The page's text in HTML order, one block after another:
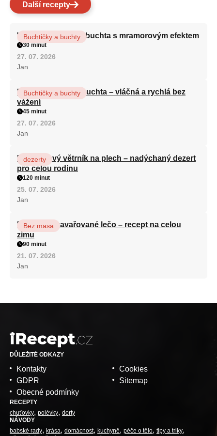
Další recepty
Vláčná olejová litá buchta s mramorovým efektem
Buchtičky a buchty
30 minut
27. 07. 2026
Jan
Hrnková maková buchta – vláčná a rychlá bez
vážení
Buchtičky a buchty
45 minut
27. 07. 2026
Jan
Karamelový větrník na plech – nadýchaný dezert
pro celou rodinu
dezerty
120 minut
25. 07. 2026
Jan
Babiččino zavařované lečo – recept na celou
zimu
Bez masa
90 minut
21. 07. 2026
Jan
DŮLEŽITÉ ODKAZY
Kontakty
GDPR
Obecné podmínky
Cookies
Sitemap
RECEPTY
chuťovky polévky dorty
NÁVODY
babské rady
krása domácnost kuchyně péče o tělo tipy a triky